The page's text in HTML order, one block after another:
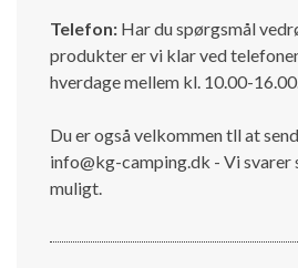
Telefon: Har du spørgsmål
produkter er vi klar ved
hverdage mellem kl. 10.00-
Du er også velkommen tll at
info@kg-camping.dk - Vi svarer
muligt.